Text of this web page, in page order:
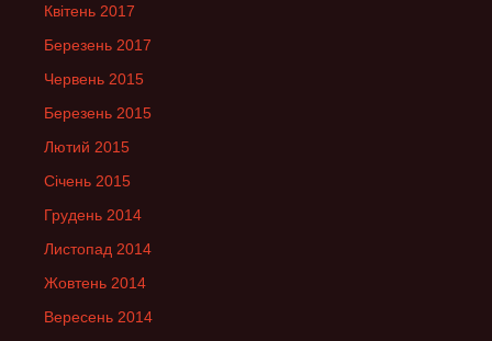
Квітень 2017
Березень 2017
Червень 2015
Березень 2015
Лютий 2015
Січень 2015
Грудень 2014
Листопад 2014
Жовтень 2014
Вересень 2014